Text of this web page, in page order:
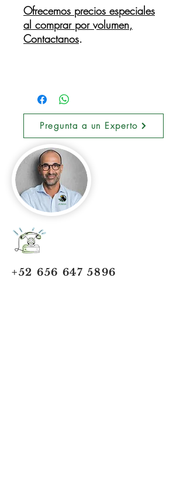
Ofrecemos precios especiales
al comprar por volumen,
Contactanos.
Pregunta a un Experto
+52 656 647 5896